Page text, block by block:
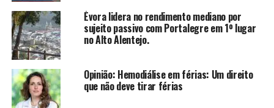
Évora lidera no rendimento mediano por
sujeito passivo com Portalegre em 1º lugar
no Alto Alentejo.
Opinião: Hemodiálise em férias: Um direito
que não deve tirar férias